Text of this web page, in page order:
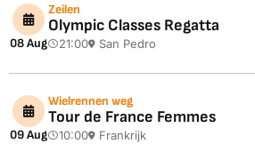
08 Aug
Zeilen
Olympic Classes Regatta
21:00 San Pedro
09 Aug
Wielrennen weg
Tour de France Femmes
10:00 Frankrijk